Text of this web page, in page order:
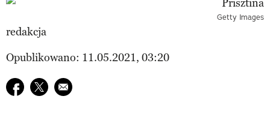
Getty Images
redakcja
Opublikowano: 11.05.2021, 03:20
Udostępnij na facebook
Udostępnij na twitter
E-mail do przyjaciela